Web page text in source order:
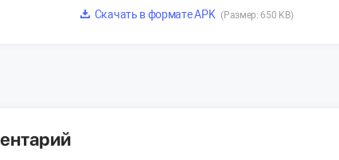
Скачать в формате APK (Размер: 650 KB)